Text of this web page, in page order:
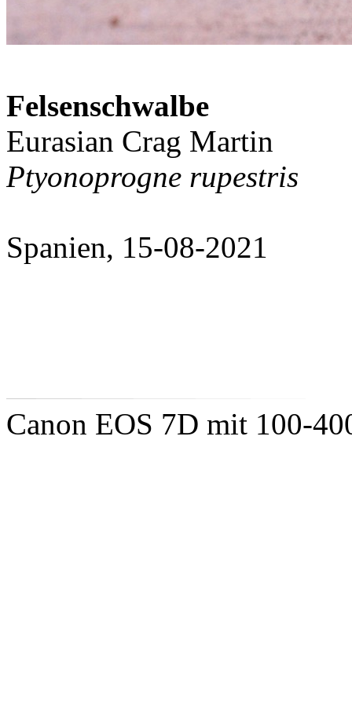
Felsenschwalbe
Eurasian Crag Martin
Ptyonoprogne rupestris
Spanien, 15-08-2021
Canon EOS 7D mit 100-